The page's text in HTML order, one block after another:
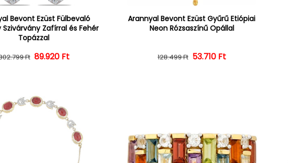
Bevont Ezüst Fülbevaló
Szivárvány Zafírral és Fehér
Topázzal
Normál ár
Ft Kedvezményes ár
89.920 Ft
Arannyal Bevont Ezüst Gyűrű Etiópiai
Neon Rózsaszínű Opállal
Normál ár
128.499 Ft Kedvezményes ár
53.710 Ft